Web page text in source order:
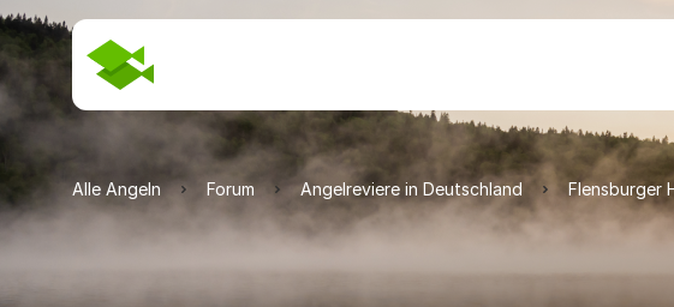
Alle Angeln Forum Angelreviere in Deutschland Flensburger